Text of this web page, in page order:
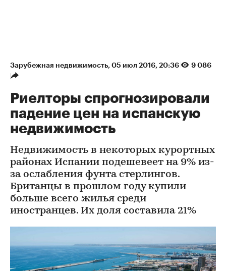
Зарубежная недвижимость⁠, 05 июл 2016, 20:36 9 086
Риелторы спрогнозировали
падение цен на испанскую
недвижимость
Недвижимость в некоторых курортных
районах Испании подешевеет на 9% из-
за ослабления фунта стерлингов.
Британцы в прошлом году купили
больше всего жилья среди
иностранцев. Их доля составила 21%